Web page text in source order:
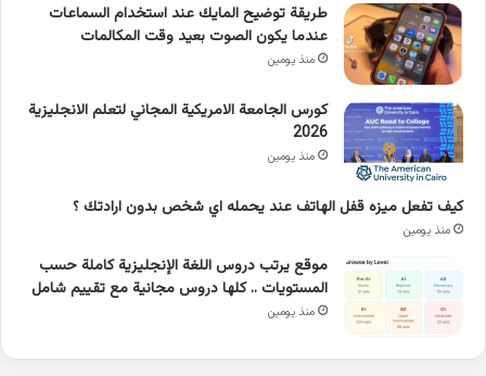
طريقة توضيح المايك عند استخدام السماعات
عندما يكون الصوت بعيد وقت المكالمات
منذ يومين
كورس الجامعة الامريكية المجاني لتعلم الانجليزية
2026
منذ يومين
كيف تفعل ميزه قفل الهاتف عند يحمله اي شخص بدون ارادتك ؟
منذ يومين
موقع يرتب دروس اللغة الإنجليزية كاملة حسب
المستويات .. كلها دروس مجانية مع تقييم شامل
منذ يومين